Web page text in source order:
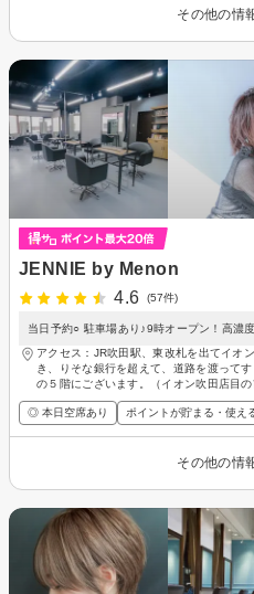
その他の情
JENNIE by Menon
4.6
(57件)
当日予約○ 駐車場あり♪9時オープン！高濃
アクセス：JR吹田駅、東改札を出てイオ
き、りそな銀行を超えて、道路を渡って
の５階にございます。（イオン吹田店目
◎ 本日空席あり ポイントが貯まる・使え
その他の情